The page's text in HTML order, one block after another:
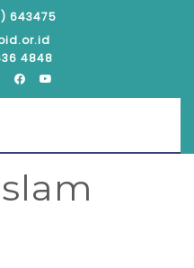
643475
4848